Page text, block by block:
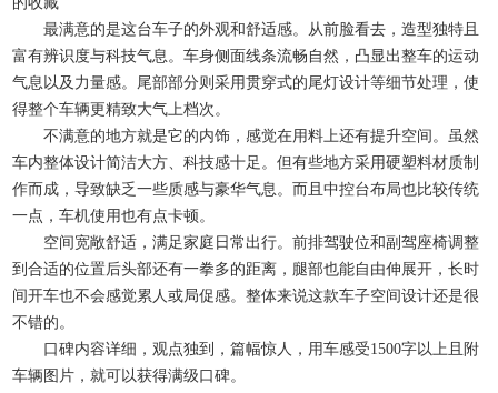
最满意的是这台车子的外观和舒适感。从前脸看去，造型独特且
富有辨识度与科技气息。车身侧面线条流畅自然，凸显出整车的运动
气息以及力量感。尾部部分则采用贯穿式的尾灯设计等细节处理，使
得整个车辆更精致大气上档次。
不满意的地方就是它的内饰，感觉在用料上还有提升空间。虽然
车内整体设计简洁大方、科技感十足。但有些地方采用硬塑料材质制
作而成，导致缺乏一些质感与豪华气息。而且中控台布局也比较传统
一点，车机使用也有点卡顿。
空间宽敞舒适，满足家庭日常出行。前排驾驶位和副驾座椅调整
到合适的位置后头部还有一拳多的距离，腿部也能自由伸展开，长时
间开车也不会感觉累人或局促感。整体来说这款车子空间设计还是很
不错的。
口碑内容详细，观点独到，篇幅惊人，用车感受1500字以上且附
车辆图片，就可以获得满级口碑。